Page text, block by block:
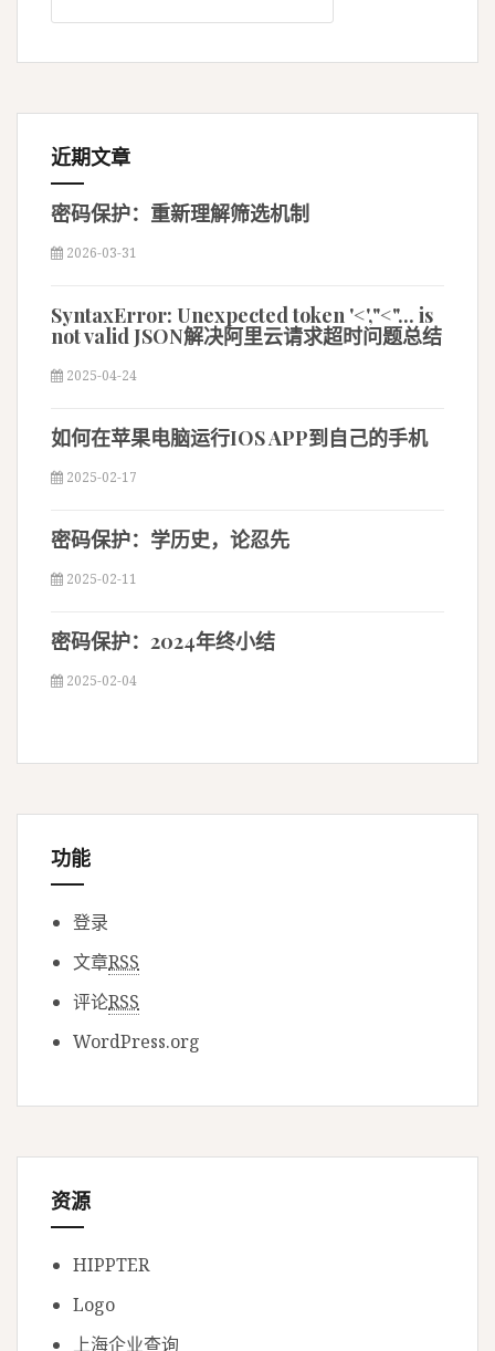
近期文章
密码保护：重新理解筛选机制
2026-03-31
SyntaxError: Unexpected token '<',"<"... is
not valid JSON解决阿里云请求超时问题总结
2025-04-24
如何在苹果电脑运行IOS APP到自己的手机
2025-02-17
密码保护：学历史，论忍先
2025-02-11
密码保护：2024年终小结
2025-02-04
功能
登录
文章RSS
评论RSS
WordPress.org
资源
HIPPTER
Logo
上海企业查询